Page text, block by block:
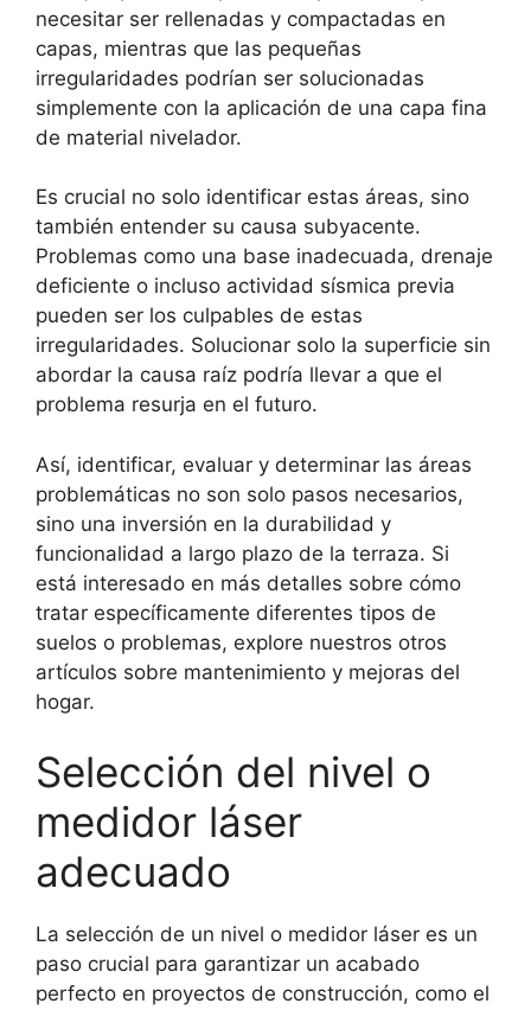
necesitar ser rellenadas y compactadas en
capas, mientras que las pequeñas
irregularidades podrían ser solucionadas
simplemente con la aplicación de una capa fina
de material nivelador.
Es crucial no solo identificar estas áreas, sino
también entender su causa subyacente.
Problemas como una base inadecuada, drenaje
deficiente o incluso actividad sísmica previa
pueden ser los culpables de estas
irregularidades. Solucionar solo la superficie sin
abordar la causa raíz podría llevar a que el
problema resurja en el futuro.
Así, identificar, evaluar y determinar las áreas
problemáticas no son solo pasos necesarios,
sino una inversión en la durabilidad y
funcionalidad a largo plazo de la terraza. Si
está interesado en más detalles sobre cómo
tratar específicamente diferentes tipos de
suelos o problemas, explore nuestros otros
artículos sobre mantenimiento y mejoras del
hogar.
Selección del nivel o
medidor láser
adecuado
La selección de un nivel o medidor láser es un
paso crucial para garantizar un acabado
perfecto en proyectos de construcción, como el